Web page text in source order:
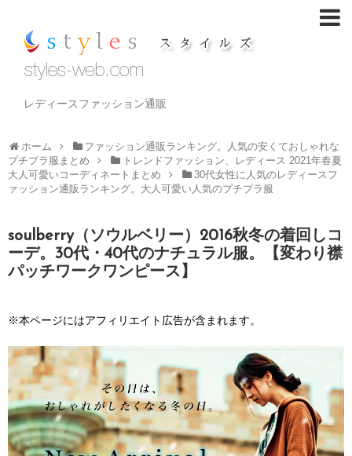
レディースファッション通販
ホーム
ファッション通販ランキング。人気の安くておしゃれな
プチプラ服まとめ
トレンドファッション、レディース 2021年春夏
大人可愛いコーディネートまとめ
30代女性に人気のレディースフ
ァッション通販ランキング。大人可愛い人気のプチプラ服
soulberry（ソウルベリー）2016秋冬の着回しコ
ーデ。30代・40代のナチュラル服。【変わり襟
パッチワークワンピース】
※本ページにはアフィリエイト広告が含まれます。